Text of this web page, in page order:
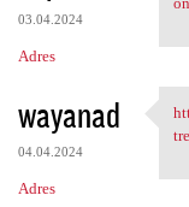
03.04.2024
Adres
wayanad
04.04.2024
Adres